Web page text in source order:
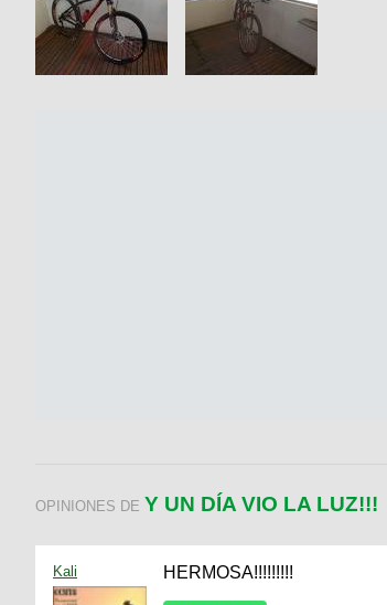
OPINIONES DE Y UN DÍA VIO LA LUZ!!!
Kali HERMOSA!!!!!!!!!